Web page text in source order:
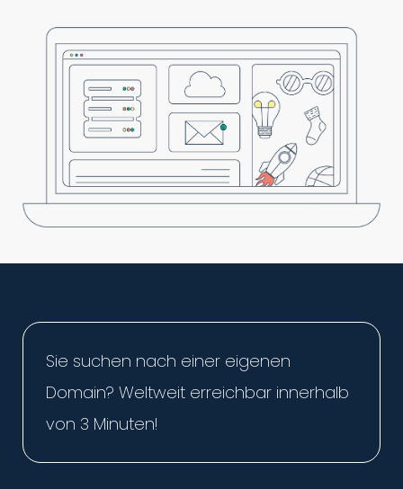
Sie suchen nach einer eigenen
Domain? Weltweit erreichbar innerhalb
von 3 Minuten!